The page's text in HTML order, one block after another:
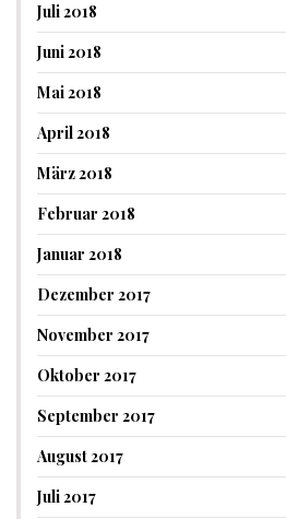
Juli 2018
Juni 2018
Mai 2018
April 2018
März 2018
Februar 2018
Januar 2018
Dezember 2017
November 2017
Oktober 2017
September 2017
August 2017
Juli 2017